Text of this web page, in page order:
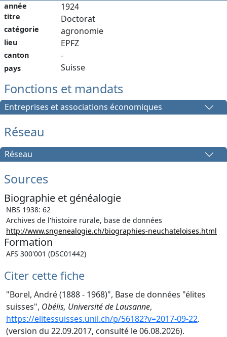
année
titre
catégorie
lieu
canton
pays
1924
Doctorat
agronomie
EPFZ
-
Suisse
Fonctions et mandats
Entreprises et associations économiques
Réseau
Réseau
Sources
Biographie et généalogie
NBS 1938: 62
Archives de l'histoire rurale, base de données
http://www.sngenealogie.ch/biographies-neuchateloises.html
Formation
AFS 300'001 (DSC01442)
Citer cette fiche
"Borel, André (1888 - 1968)", Base de données "élites
suisses", Obélis, Université de Lausanne,
https://elitessuisses.unil.ch/p/56182?v=2017-09-22.
(version du 22.09.2017, consulté le 06.08.2026).